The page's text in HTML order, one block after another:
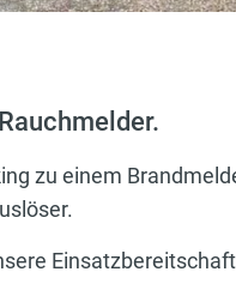
zu einem